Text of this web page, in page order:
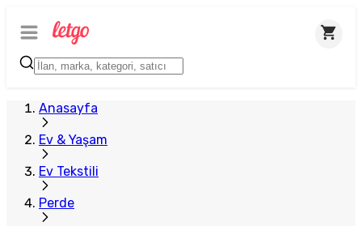
Anasayfa
Ev & Yaşam
Ev Tekstili
Perde